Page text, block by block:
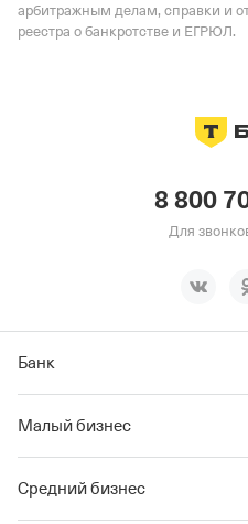
арбитражным делам, справки и
реестра о банкротстве и ЕГРЮЛ.
8 800
Для
Банк
Малый бизнес
Средний бизнес